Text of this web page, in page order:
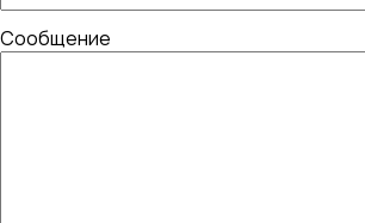
Сообщение